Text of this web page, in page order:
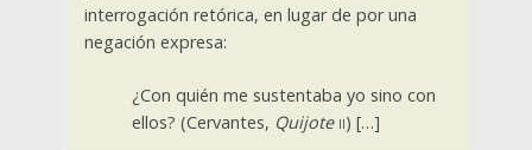
interrogación retórica, en lugar de por una
negación expresa:
¿Con quién me sustentaba yo sino con
ellos? (Cervantes, Quijote ii) […]